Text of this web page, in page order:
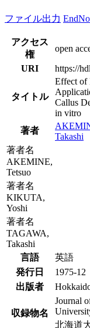
ファイル出力
アクセス
権
open
URI
https://
タイトル
Effect of
Callus
in vitro
著者
Takashi
著者名
AKEMINE,
Tetsuo
著者名
KIKUTA,
Yoshi
著者名
TAGAWA,
Takashi
言語
英語
発行日
1975-12
出版者
収録物名
Journal
北海道